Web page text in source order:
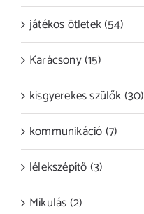
játékos ötletek (54)
Karácsony (15)
kisgyerekes szülők (30)
kommunikáció (7)
lélekszépítő (3)
Mikulás (2)